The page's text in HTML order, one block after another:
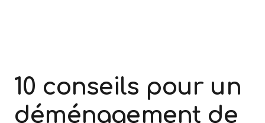
10 conseils pour un
déménagement de